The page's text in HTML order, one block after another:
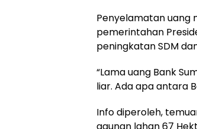
Penyelamatan uang
pemerintahan
peningkatan SDM
“Lama uang Bank
liar. Ada apa antara
Info diperoleh,